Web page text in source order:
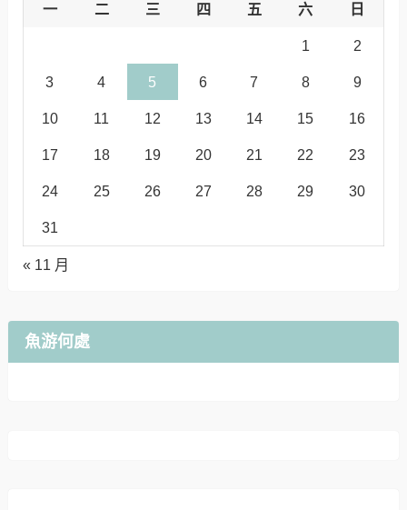
一 二 三 四 五 六 日
1 2
3 4 5 6 7 8 9
10 11 12 13 14 15 16
17 18 19 20 21 22 23
24 25 26 27 28 29 30
31
« 11 月
魚游何處